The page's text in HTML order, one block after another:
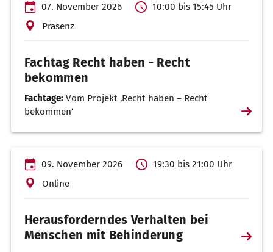
07. November 2026
10:00 bis 15:45 Uhr
Präsenz
Fachtag Recht haben - Recht
bekommen
Fachtage:Vom Projekt ‚Recht haben – Recht
bekommen‘
09. November 2026
19:30 bis 21:00 Uhr
Online
Herausforderndes Verhalten bei
Menschen mit Behinderung